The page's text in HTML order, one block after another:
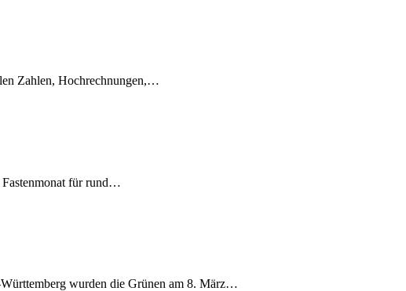
Zahlen, Hochrechnungen,…
Fastenmonat für rund…
Württemberg wurden die Grünen am 8. März…